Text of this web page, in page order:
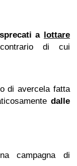
sprecati a
lottare
di cui
di avercela fatta
dalle
campagna di